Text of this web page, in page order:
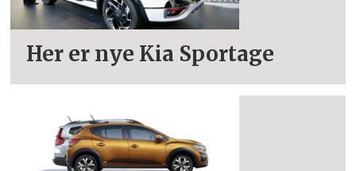
Her er nye Kia Sportage